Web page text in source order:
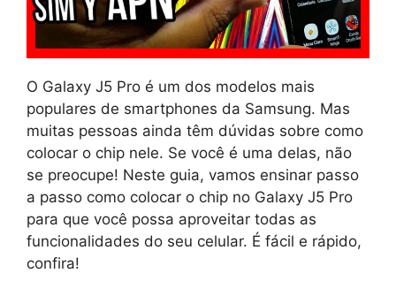
O Galaxy J5 Pro é um dos modelos mais
populares de smartphones da Samsung. Mas
muitas pessoas ainda têm dúvidas sobre como
colocar o chip nele. Se você é uma delas, não
se preocupe! Neste guia, vamos ensinar passo
a passo como colocar o chip no Galaxy J5 Pro
para que você possa aproveitar todas as
funcionalidades do seu celular. É fácil e rápido,
confira!